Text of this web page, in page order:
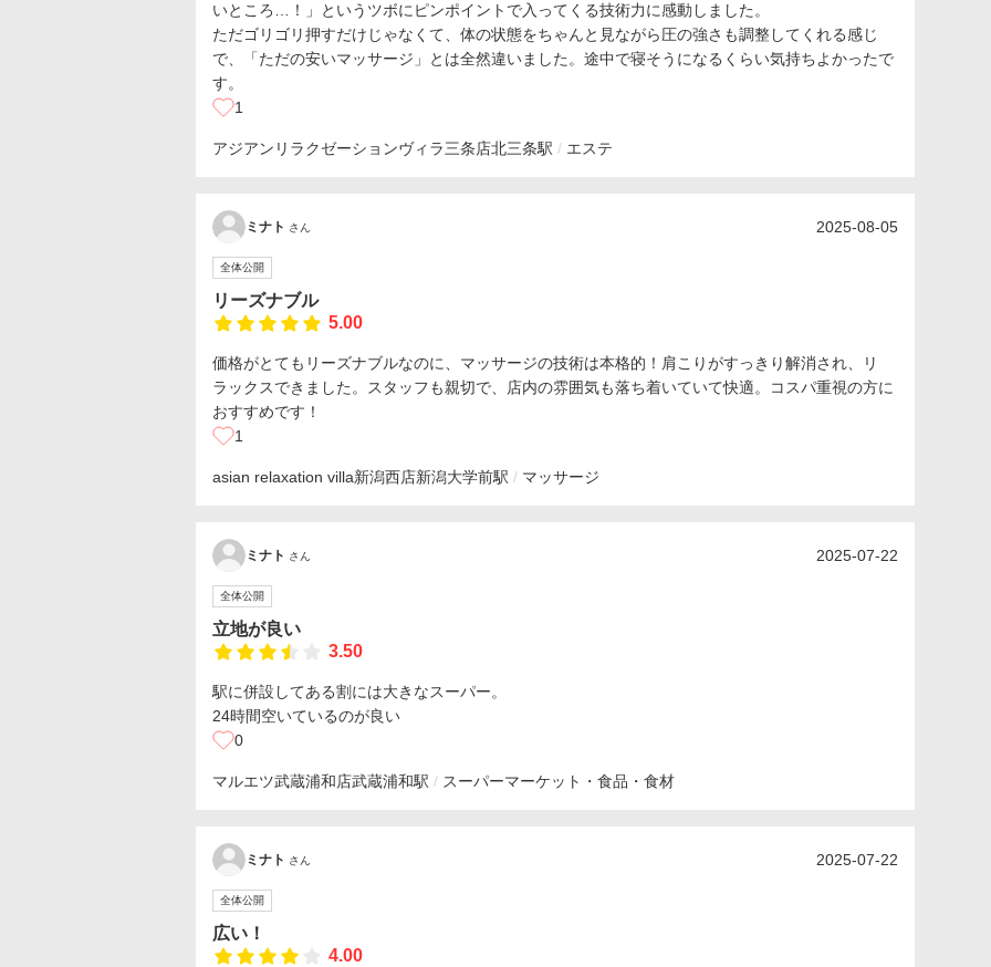
いところ…！」というツボにピンポイントで入ってくる技術力に感動しました。
ただゴリゴリ押すだけじゃなくて、体の状態をちゃんと見ながら圧の強さも調整してくれる感じ
で、「ただの安いマッサージ」とは全然違いました。途中で寝そうになるくらい気持ちよかったで
す。
1
アジアンリラクゼーションヴィラ三条店北三条駅 エステ
ミナト さん 2025-08-05
全体公開
リーズナブル
5.00
価格がとてもリーズナブルなのに、マッサージの技術は本格的！肩こりがすっきり解消され、リ
ラックスできました。スタッフも親切で、店内の雰囲気も落ち着いていて快適。コスパ重視の方に
おすすめです！
1
asian relaxation villa新潟西店新潟大学前駅 マッサージ
ミナト さん 2025-07-22
全体公開
立地が良い
3.50
駅に併設してある割には大きなスーパー。
24時間空いているのが良い
0
マルエツ武蔵浦和店武蔵浦和駅 スーパーマーケット・食品・食材
ミナト さん 2025-07-22
全体公開
広い！
4.00